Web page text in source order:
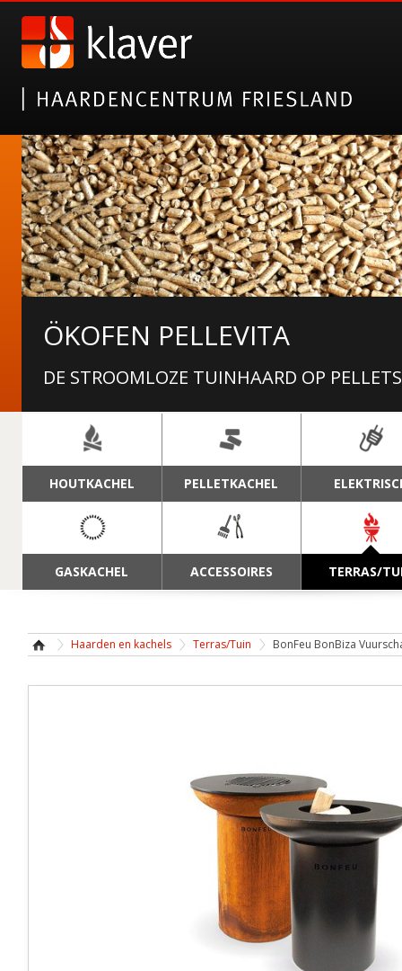
KAGGELS!
PIZZAOVEN!
ÖKOFEN PELLEVITA
DE STROOMLOZE TUINHAARD OP PELLETS
NAVIGATIE
HOUTKACHEL PELLETKACHEL
GASKACHEL ACCESSOIRES TERRAS/
Haarden en kachels Terras/Tuin BonFeu BonBiza